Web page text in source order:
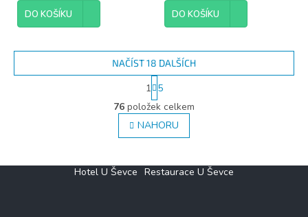
DO KOŠÍKU DO KOŠÍKU
O
v
l
á
a
c
NAČÍST 18 DALŠÍCH
t
r
á
n
k
v
á
1 5
76 položek celkem
NAHORU
Hotel U Ševce Restaurace U Ševce